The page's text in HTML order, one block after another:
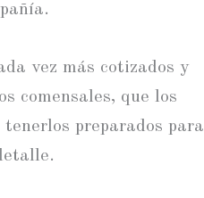
vez más cotizados y
comensales, que los
preparados para